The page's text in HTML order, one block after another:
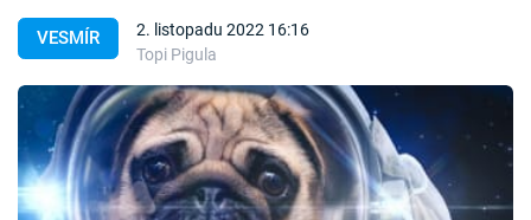
Témata
Témata
Pořady
VESMÍR
2. listopadu 2022 16:16
Topi Pigula